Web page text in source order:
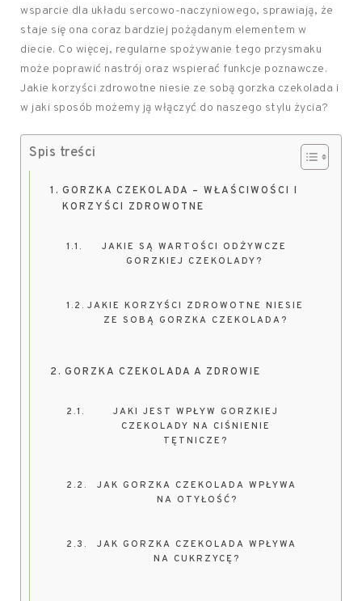
wsparcie dla układu sercowo-naczyniowego, sprawiają, że
staje się ona coraz bardziej pożądanym elementem w
diecie. Co więcej, regularne spożywanie tego przysmaku
może poprawić nastrój oraz wspierać funkcje poznawcze.
Jakie korzyści zdrowotne niesie ze sobą gorzka czekolada i
w jaki sposób możemy ją włączyć do naszego stylu życia?
Spis treści
GORZKA CZEKOLADA – WŁAŚCIWOŚCI I
KORZYŚCI ZDROWOTNE
JAKIE SĄ WARTOŚCI ODŻYWCZE
GORZKIEJ CZEKOLADY?
JAKIE KORZYŚCI ZDROWOTNE NIESIE
ZE SOBĄ GORZKA CZEKOLADA?
GORZKA CZEKOLADA A ZDROWIE
JAKI JEST WPŁYW GORZKIEJ
CZEKOLADY NA CIŚNIENIE
TĘTNICZE?
JAK GORZKA CZEKOLADA WPŁYWA
NA OTYŁOŚĆ?
JAK GORZKA CZEKOLADA WPŁYWA
NA CUKRZYCĘ?